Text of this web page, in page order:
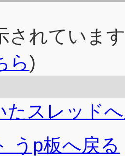
されていま
ら)
たスレッド
うp板へ戻る